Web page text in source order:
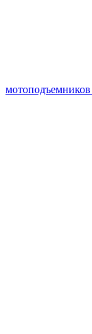
мотоподъемников